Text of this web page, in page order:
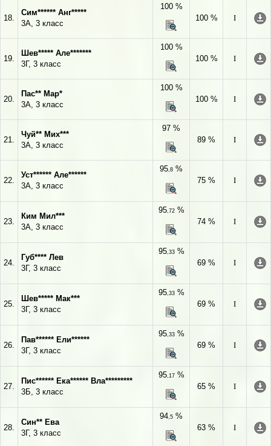
18.
Сим****** Анг*****
3А, 3 класс
100 %
100 %
I
19.
Шев***** Але*******
3Г, 3 класс
100 %
100 %
I
20.
Пас** Мар*
3А, 3 класс
100 %
100 %
I
21.
Чуй** Мих***
3А, 3 класс
97 %
89 %
I
22.
Уст****** Але******
3А, 3 класс
95,8 %
75 %
I
23.
Ким Мил***
3А, 3 класс
95,72%
74 %
I
24.
Губ**** Лев
3Г, 3 класс
95,33%
69 %
I
25.
Шев***** Мак***
3Г, 3 класс
95,33%
69 %
I
26.
Пав****** Ели******
3Г, 3 класс
95,33%
69 %
I
27.
Пис****** Ека****** Вла*********
3Б, 3 класс
95,17%
65 %
I
28.
Син** Ева
3Г, 3 класс
94,5 %
63 %
I